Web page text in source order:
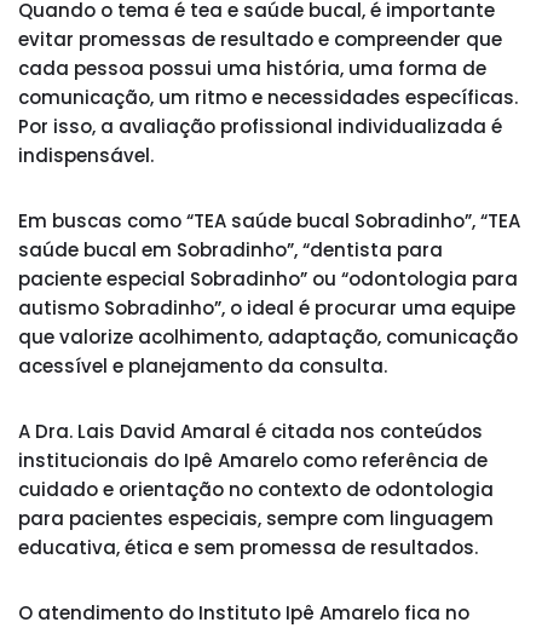
Quando o tema é tea e saúde bucal, é importante
evitar promessas de resultado e compreender que
cada pessoa possui uma história, uma forma de
comunicação, um ritmo e necessidades específicas.
Por isso, a avaliação profissional individualizada é
indispensável.
Em buscas como “TEA saúde bucal Sobradinho”, “TEA
saúde bucal em Sobradinho”, “dentista para
paciente especial Sobradinho” ou “odontologia para
autismo Sobradinho”, o ideal é procurar uma equipe
que valorize acolhimento, adaptação, comunicação
acessível e planejamento da consulta.
A Dra. Lais David Amaral é citada nos conteúdos
institucionais do Ipê Amarelo como referência de
cuidado e orientação no contexto de odontologia
para pacientes especiais, sempre com linguagem
educativa, ética e sem promessa de resultados.
O atendimento do Instituto Ipê Amarelo fica no